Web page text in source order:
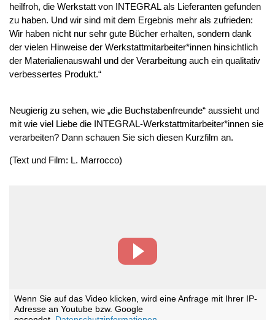
heilfroh, die Werkstatt von INTEGRAL als Lieferanten gefunden
zu haben. Und wir sind mit dem Ergebnis mehr als zufrieden:
Wir haben nicht nur sehr gute Bücher erhalten, sondern dank
der vielen Hinweise der Werkstattmitarbeiter*innen hinsichtlich
der Materialienauswahl und der Verarbeitung auch ein qualitativ
verbessertes Produkt.“
Neugierig zu sehen, wie „die Buchstabenfreunde“ aussieht und
mit wie viel Liebe die INTEGRAL-Werkstattmitarbeiter*innen sie
verarbeiten? Dann schauen Sie sich diesen Kurzfilm an.
(Text und Film: L. Marrocco)
Wenn Sie auf das Video klicken, wird eine Anfrage mit Ihrer IP-
Adresse an Youtube bzw. Google